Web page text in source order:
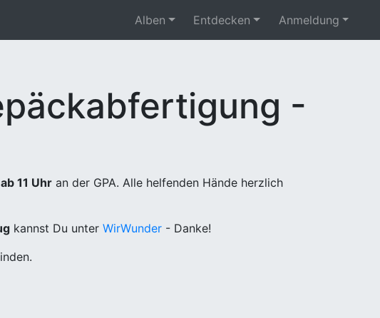
Alben Entdecken Anmeldung
-
11 Uhr an der GPA. Alle helfenden Hände herzlich
kannst Du unter WirWunder - Danke!